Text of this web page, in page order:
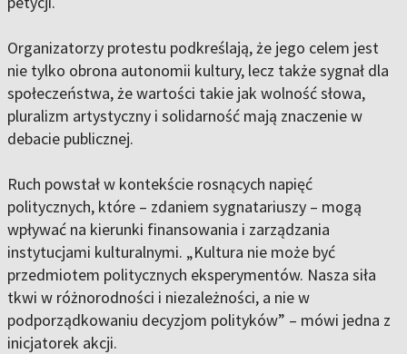
Organizatorzy protestu podkreślają, że jego celem jest
nie tylko obrona autonomii kultury, lecz także sygnał dla
społeczeństwa, że wartości takie jak wolność słowa,
pluralizm artystyczny i solidarność mają znaczenie w
debacie publicznej.
Ruch powstał w kontekście rosnących napięć
politycznych, które – zdaniem sygnatariuszy – mogą
wpływać na kierunki finansowania i zarządzania
instytucjami kulturalnymi. „Kultura nie może być
przedmiotem politycznych eksperymentów. Nasza siła
tkwi w różnorodności i niezależności, a nie w
podporządkowaniu decyzjom polityków” – mówi jedna z
inicjatorek akcji.